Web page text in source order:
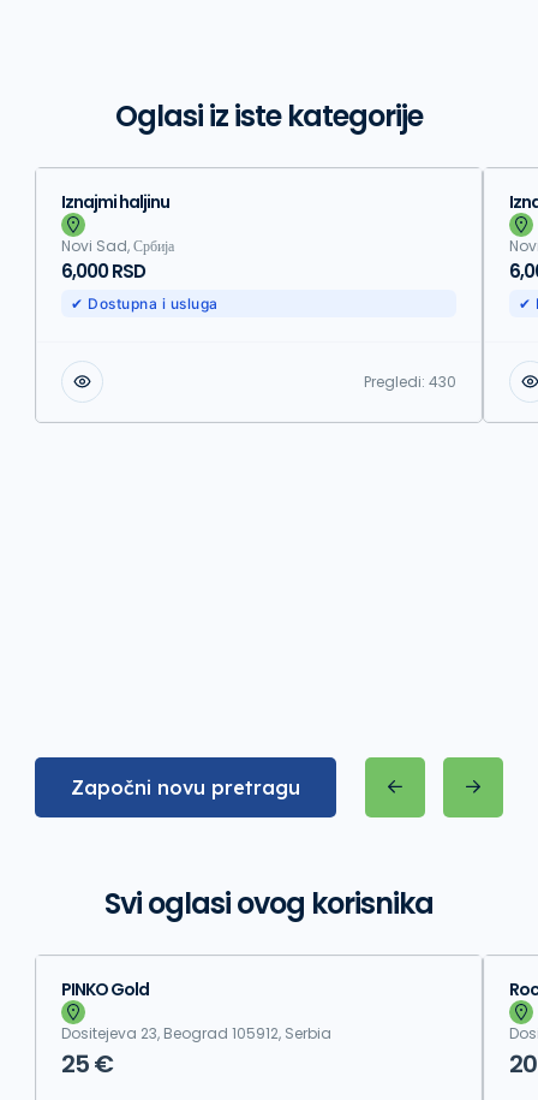
Oglasi iz iste kategorije
Iznajmi haljinu
Novi Sad, Србија
6,000 RSD
✔ Dostupna i usluga
Pregledi:430
✔
Započni novu pretragu
Svi oglasi ovog korisnika
PINKO Gold
Dositejeva 23, Beograd 105912, Serbia
25 €